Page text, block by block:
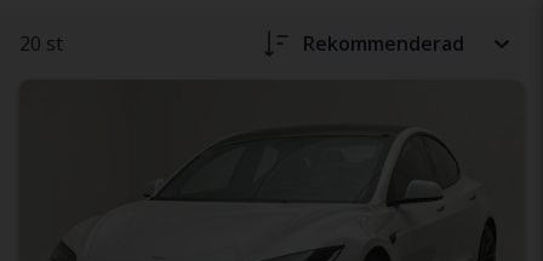
20 st Rekommenderad